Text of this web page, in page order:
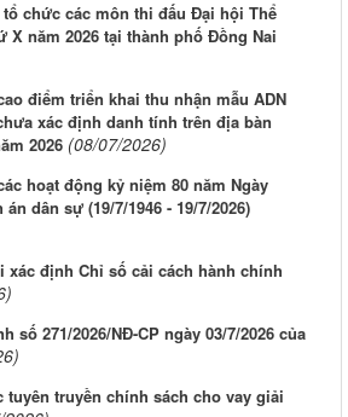
tổ chức các môn thi đấu Đại hội Thể
X năm 2026 tại thành phố Đồng Nai
điểm triển khai thu nhận mẫu ADN
xác định danh tính trên địa bàn
2026 (08/07/2026)
hoạt động kỷ niệm 80 năm Ngày
dân sự (19/7/1946 - 19/7/2026)
xác định Chỉ số cải cách hành chính
số 271/2026/NĐ-CP ngày 03/7/2026 của
tuyên truyền chính sách cho vay giải